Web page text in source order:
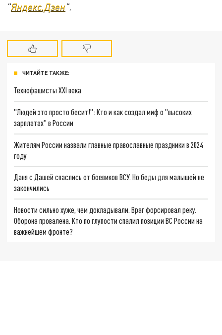
"Яндекс.Дзен".
ЧИТАЙТЕ ТАКЖЕ:
Технофашисты XXI века
"Людей это просто бесит!": Кто и как создал миф о "высоких
зарплатах" в России
Жителям России назвали главные православные праздники в 2024
году
Даня с Дашей спаслись от боевиков ВСУ. Но беды для малышей не
закончились
Новости сильно хуже, чем докладывали. Враг форсировал реку.
Оборона провалена. Кто по глупости спалил позиции ВС России на
важнейшем фронте?